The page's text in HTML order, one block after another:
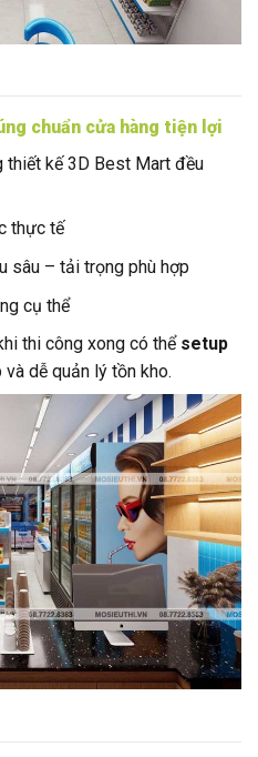
chuẩn cửa hàng tiện lợi
thiết kế 3D Best Mart đều
thực tế
sâu – tải trọng phù hợp
cụ thể
thi công xong có thể setup
và dễ quản lý tồn kho.